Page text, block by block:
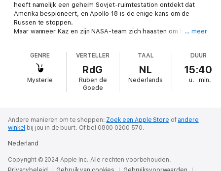
heeft namelijk een geheim Sovjet-ruimtestation ontdekt dat
Amerika bespioneert, en Apollo 18 is de enige kans om de
Russen te stoppen.
Maar wanneer Kaz en zijn NASA-team zich haasten om hun
Het Witte Huis en het Kremlin kunnen alleen maar toekijken hoe
hun astronauten op het maanoppervlak met elkaar in botsing
komen, ver buiten het bereik van de wet of van de mogelijkheid
tot redding.
… meer
GENRE
Mysterie
VERTELLER
RdG
Ruben de
Goede
TAAL
NL
Nederlands
DUUR
15:40
u. min.
Andere manieren om te shoppen: Zoek een Apple Store of andere
winkel bij jou in de buurt. Of bel 0800 0200 570.
Nederland
Copyright © 2024 Apple Inc. Alle rechten voorbehouden.